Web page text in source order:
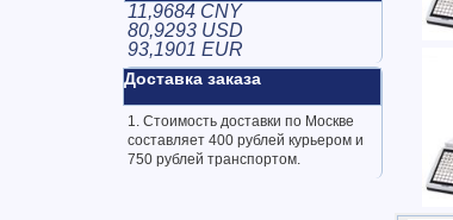
11,9684 CNY
80,9293 USD
93,1901 EUR
Доставка заказа
1. Стоимость доставки по Москве
составляет 400 рублей курьером и
750 рублей транспортом.